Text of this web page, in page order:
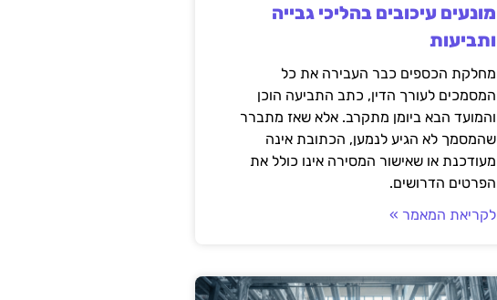
מונעים עיכובים בהליכי גבייה
ותביעות
מחלקת הכספים כבר העבירה את כל
המסמכים לעורך הדין, כתב התביעה הוכן
והמועד הבא ביומן מתקרב. אלא שאז מתברר
שהמסמך לא הגיע לנמען, הכתובת אינה
מעודכנת או שאישור המסירה אינו כולל את
הפרטים הדרושים.
לקריאת המאמר »